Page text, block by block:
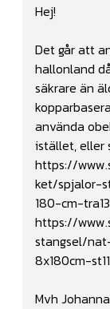
Hej!
Det går att
hallonland
säkrare än
använda
istället, eller
https://
ket/spjalor-
180-cm-
https://
stangsel/
8x180cm-
Mvh Johanna